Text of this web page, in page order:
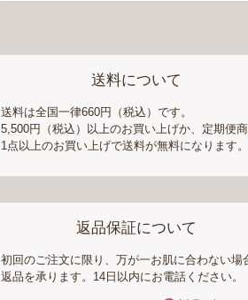
送料について
送料は全国一律660円（税込）です。
5,500円（税込）以上のお買い上げか、定期便
1点以上のお買い上げで送料が無料になります。
返品保証について
初回のご注文に限り、万が一お肌に合わない場
返品を承ります。14日以内にお電話ください。